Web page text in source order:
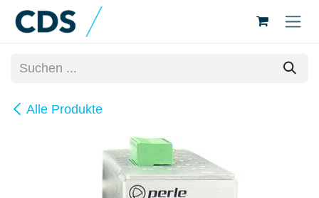
Zum Inhalt springen
Alle Produkte